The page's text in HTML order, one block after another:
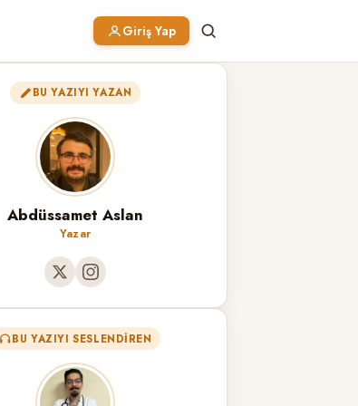
Giriş Yap
BU YAZIYI YAZAN
Abdüssamet Aslan
Yazar
BU YAZIYI SESLENDIREN